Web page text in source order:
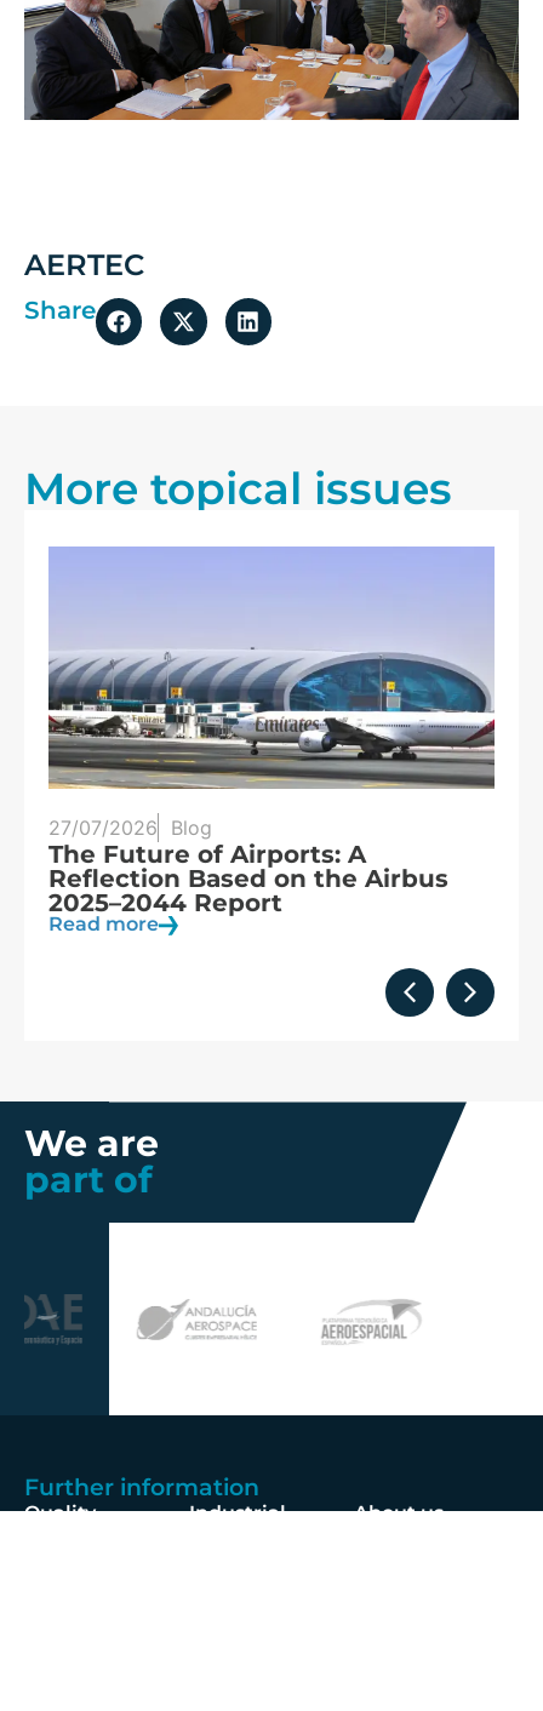
AERTEC
Share
More topical issues
25/07/2026 Blog
Three eclipses in three years:
Spain at the heart of solar
observation
Read more
We are
part of
Further information
Quality
Industrial
About us